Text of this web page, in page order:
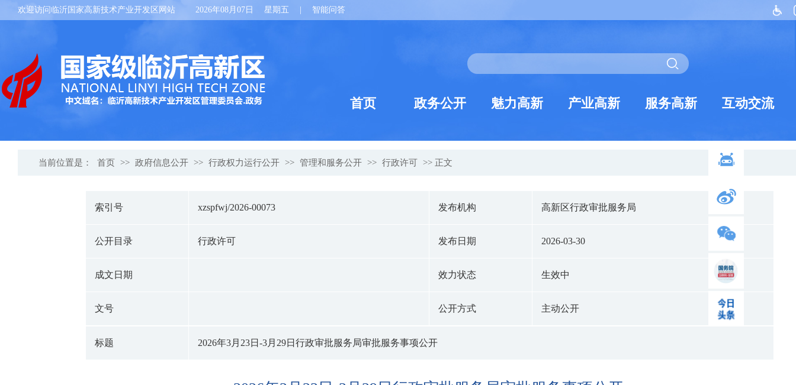
欢迎访问临沂国家高新技术产业开发区网站 2026年08月07日 星期五 智能问答
首页 政务公开 魅力高新 产业高新 服务高新 互动交流
当前位置是： 首页 >> 政府信息公开 >> 行政权力运行公开 >> 管理和服务公开 >> 行政许可 >> 正文
索引号 xzspfwj/2026-00073 发布机构 高新区行政审批服务局
公开目录 行政许可 发布日期 2026-03-30
成文日期 效力状态 生效中
文号 公开方式 主动公开
标题 2026年3月23日-3月29日行政审批服务局审批服务事项公开